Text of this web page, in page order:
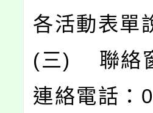
各活動表單
(三) 聯絡
連絡電話：